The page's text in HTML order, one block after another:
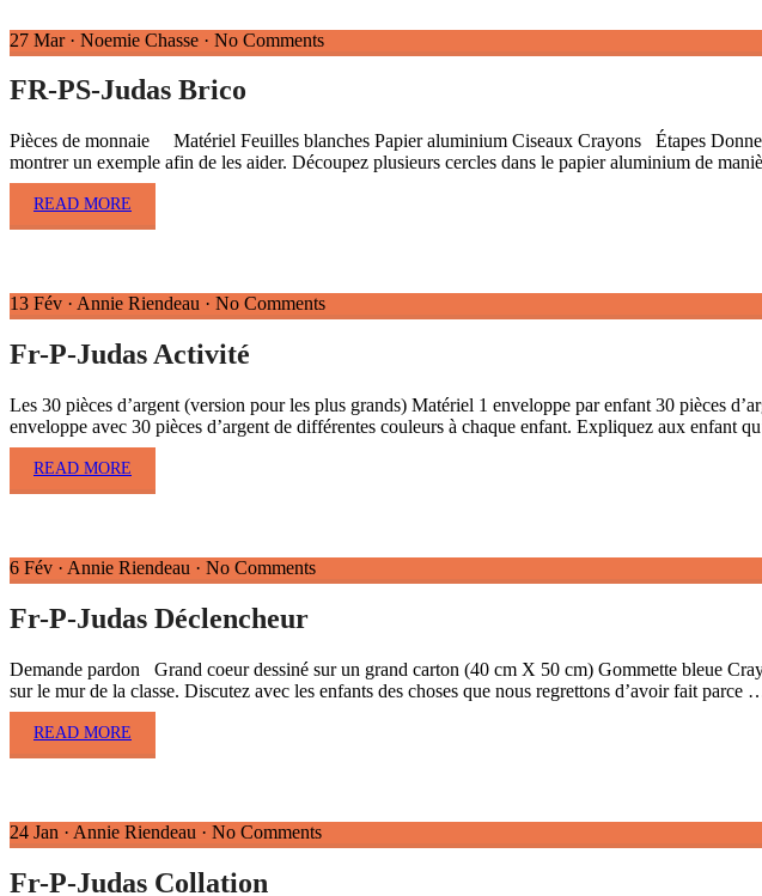
27 Mar · Noemie Chasse · No Comments
FR-PS-Judas Brico
Pièces de monnaie Matériel Feuilles blanches Papier aluminium Ciseaux Crayons Étapes
montrer un exemple afin de les aider. Découpez plusieurs cercles dans le papier aluminium de
READ MORE
13 Fév · Annie Riendeau · No Comments
Fr-P-Judas Activité
Les 30 pièces d’argent (version pour les plus grands) Matériel 1 enveloppe par enfant 30 pièces
enveloppe avec 30 pièces d’argent de différentes couleurs à chaque enfant. Expliquez aux enfant
READ MORE
6 Fév · Annie Riendeau · No Comments
Fr-P-Judas Déclencheur
Demande pardon Grand coeur dessiné sur un grand carton (40 cm X 50 cm) Gommette bleue
sur le mur de la classe. Discutez avec les enfants des choses que nous regrettons d’avoir fait parce
READ MORE
24 Jan · Annie Riendeau · No Comments
Fr-P-Judas Collation